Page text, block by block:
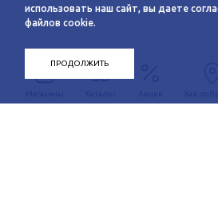
использовать наш сайт, вы даете
файлов cookie.
ПРОДОЛЖИТЬ